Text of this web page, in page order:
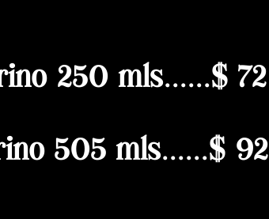
250 mls......$ 72
505 mls......$ 92